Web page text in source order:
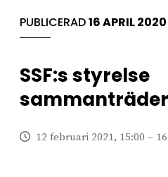
PUBLICERAD16 APRIL 2020
SSF:s styrelse
sammanträder
12 februari 2021, 15:00 –